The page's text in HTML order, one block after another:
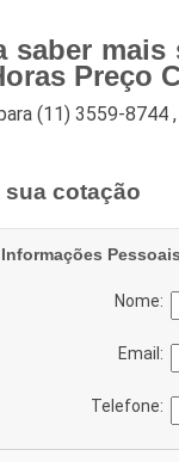
saber
Preço
(11) 3559-8744 ,
sua cotação
Informações Pessoais
Nome:
Email:
Telefone: